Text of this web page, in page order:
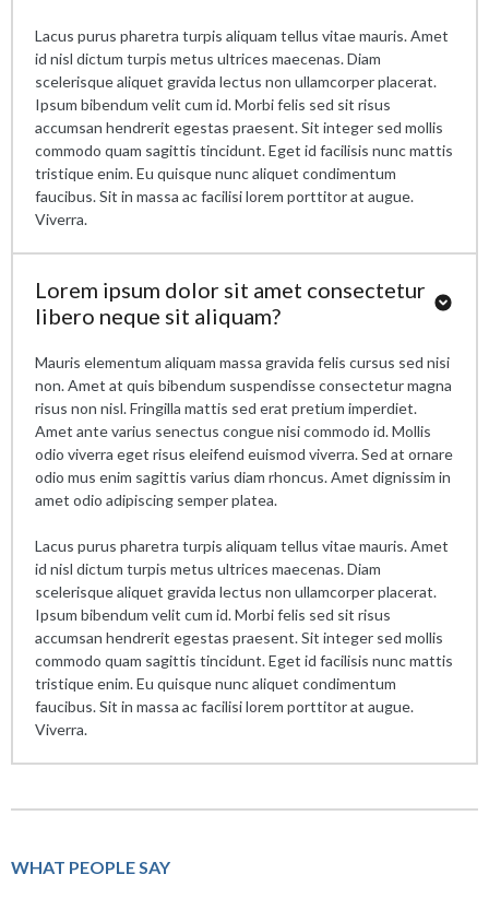
Lacus purus pharetra turpis aliquam tellus vitae mauris. Amet
id nisl dictum turpis metus ultrices maecenas. Diam
scelerisque aliquet gravida lectus non ullamcorper placerat.
Ipsum bibendum velit cum id. Morbi felis sed sit risus
accumsan hendrerit egestas praesent. Sit integer sed mollis
commodo quam sagittis tincidunt. Eget id facilisis nunc mattis
tristique enim. Eu quisque nunc aliquet condimentum
faucibus. Sit in massa ac facilisi lorem porttitor at augue.
Viverra.
Lorem ipsum dolor sit amet consectetur
libero neque sit aliquam?
Mauris elementum aliquam massa gravida felis cursus sed nisi
non. Amet at quis bibendum suspendisse consectetur magna
risus non nisl. Fringilla mattis sed erat pretium imperdiet.
Amet ante varius senectus congue nisi commodo id. Mollis
odio viverra eget risus eleifend euismod viverra. Sed at ornare
odio mus enim sagittis varius diam rhoncus. Amet dignissim in
amet odio adipiscing semper platea.
Lacus purus pharetra turpis aliquam tellus vitae mauris. Amet
id nisl dictum turpis metus ultrices maecenas. Diam
scelerisque aliquet gravida lectus non ullamcorper placerat.
Ipsum bibendum velit cum id. Morbi felis sed sit risus
accumsan hendrerit egestas praesent. Sit integer sed mollis
commodo quam sagittis tincidunt. Eget id facilisis nunc mattis
tristique enim. Eu quisque nunc aliquet condimentum
faucibus. Sit in massa ac facilisi lorem porttitor at augue.
Viverra.
WHAT PEOPLE SAY